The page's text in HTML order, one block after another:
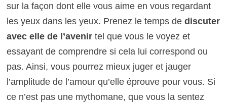
sur la façon dont elle vous aime en vous regardant
les yeux dans les yeux. Prenez le temps de discuter
avec elle de l’avenirtel que vous le voyez et
essayant de comprendre si cela lui correspond ou
pas. Ainsi, vous pourrez mieux juger et jauger
l’amplitude de l’amour qu’elle éprouve pour vous. Si
ce n’est pas une mythomane, que vous la sentez